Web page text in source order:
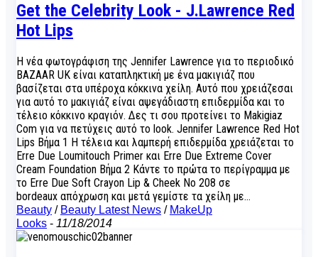
Get the Celebrity Look - J.Lawrence Red
Hot Lips
Η νέα φωτογράφιση της Jennifer Lawrence για το περιοδικό
BAZAAR UK είναι καταπληκτική με ένα μακιγιάζ που
βασίζεται στα υπέροχα κόκκινα χείλη. Αυτό που χρειάζεσαι
για αυτό το μακιγιάζ είναι αψεγάδιαστη επιδερμίδα και το
τέλειο κόκκινο κραγιόν. Δες τι σου προτείνει το Makigiaz
Com για να πετύχεις αυτό το look. Jennifer Lawrence Red Hot
Lips Βήμα 1 Η τέλεια και λαμπερή επιδερμίδα χρειάζεται το
Erre Due Loumitouch Primer και Erre Due Extreme Cover
Cream Foundation Βήμα 2 Κάντε το πρώτα το περίγραμμα με
το Erre Due Soft Crayon Lip & Cheek No 208 σε
bordeaux απόχρωση και μετά γεμίστε τα χείλη με…
Beauty / Beauty Latest News / MakeUp
Looks - 11/18/2014